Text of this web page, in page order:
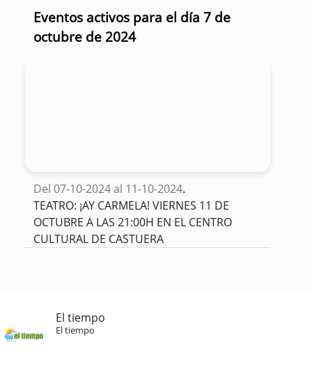
Eventos activos para el día 7 de
octubre de 2024
Del 07-10-2024 al 11-10-2024.
TEATRO: ¡AY CARMELA! VIERNES 11 DE
OCTUBRE A LAS 21:00H EN EL CENTRO
CULTURAL DE CASTUERA
El tiempo
El tiempo